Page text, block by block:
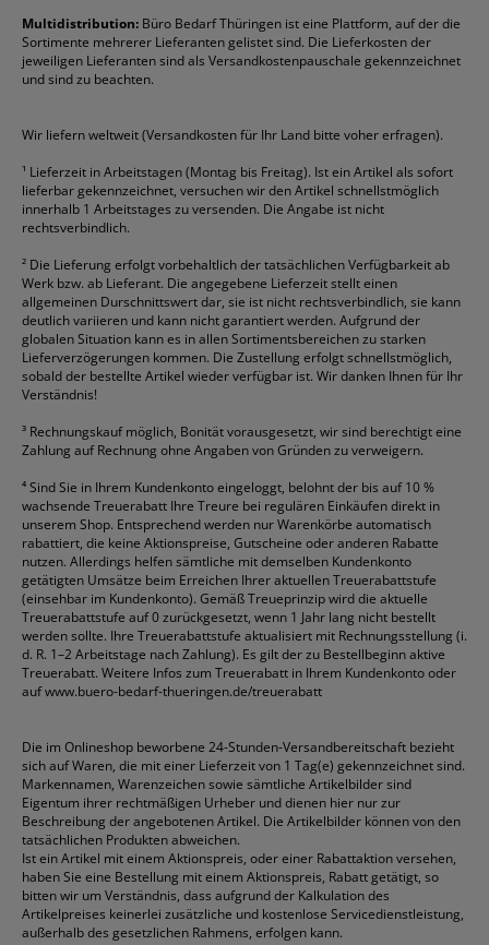
Formulare
Gelschreiber
Geschäftsbücher
Ordner
Packband
Permanentmarker
Toner
Versandmaterial
Versandtaschen
Fellowes
Franken
Fripa
HP
Stabilo
Staedtler
alle Marken anzeigen
Multidistribution: Büro Bedarf Thüringen ist eine Plattform, auf der die
Sortimente mehrerer Lieferanten gelistet sind. Die Lieferkosten der
jeweiligen Lieferanten sind als Versandkostenpauschale gekennzeichnet
und sind zu beachten.
Wir liefern weltweit (Versandkosten für Ihr Land bitte voher erfragen).
¹ Lieferzeit in Arbeitstagen (Montag bis Freitag). Ist ein Artikel als sofort
lieferbar gekennzeichnet, versuchen wir den Artikel schnellstmöglich
innerhalb 1 Arbeitstages zu versenden. Die Angabe ist nicht
rechtsverbindlich.
² Die Lieferung erfolgt vorbehaltlich der tatsächlichen Verfügbarkeit ab
Werk bzw. ab Lieferant. Die angegebene Lieferzeit stellt einen
allgemeinen Durschnittswert dar, sie ist nicht rechtsverbindlich, sie kann
deutlich variieren und kann nicht garantiert werden. Aufgrund der
globalen Situation kann es in allen Sortimentsbereichen zu starken
Lieferverzögerungen kommen. Die Zustellung erfolgt schnellstmöglich,
sobald der bestellte Artikel wieder verfügbar ist. Wir danken Ihnen für Ihr
Verständnis!
³ Rechnungskauf möglich, Bonität vorausgesetzt, wir sind berechtigt eine
Zahlung auf Rechnung ohne Angaben von Gründen zu verweigern.
⁴Sind Sie in Ihrem Kundenkonto eingeloggt, belohnt der bis auf 10 %
wachsende Treuerabatt Ihre Treure bei regulären Einkäufen direkt in
unserem Shop. Entsprechend werden nur Warenkörbe automatisch
rabattiert, die keine Aktionspreise, Gutscheine oder anderen Rabatte
nutzen. Allerdings helfen sämtliche mit demselben Kundenkonto
getätigten Umsätze beim Erreichen Ihrer aktuellen Treuerabattstufe
(einsehbar im Kundenkonto). Gemäß Treueprinzip wird die aktuelle
Treuerabattstufe auf 0 zurückgesetzt, wenn 1 Jahr lang nicht bestellt
werden sollte. Ihre Treuerabattstufe aktualisiert mit Rechnungsstellung (i.
d. R. 1–2 Arbeitstage nach Zahlung). Es gilt der zu Bestellbeginn aktive
Treuerabatt. Weitere Infos zum Treuerabatt in Ihrem Kundenkonto oder
aufwww.buero-bedarf-thueringen.de/treuerabatt
Die im Onlineshop beworbene 24-Stunden-Versandbereitschaft bezieht
sich auf Waren, die mit einer Lieferzeit von 1 Tag(e) gekennzeichnet sind.
Markennamen, Warenzeichen sowie sämtliche Artikelbilder sind
Eigentum ihrer rechtmäßigen Urheber und dienen hier nur zur
Beschreibung der angebotenen Artikel. Die Artikelbilder können von den
tatsächlichen Produkten abweichen.
Ist ein Artikel mit einem Aktionspreis, oder einer Rabattaktion versehen,
haben Sie eine Bestellung mit einem Aktionspreis, Rabatt getätigt, so
bitten wir um Verständnis, dass aufgrund der Kalkulation des
Artikelpreises keinerlei zusätzliche und kostenlose Servicedienstleistung,
außerhalb des gesetzlichen Rahmens, erfolgen kann.